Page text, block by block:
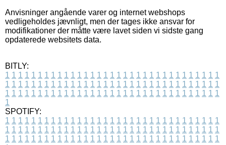
Anvisninger angående varer og internet webshops
vedligeholdes jævnligt, men der tages ikke ansvar for
modifikationer der måtte være lavet siden vi sidste gang
opdaterede websitets data.
BITLY:
1 1 1 1 1 1 1 1 1 1 1 1 1 1 1 1 1 1 1 1 1 1 1 1 1 1 1 1 1 1 1 1 1
1 1 1 1 1 1 1 1 1 1 1 1 1 1 1 1 1 1 1 1 1 1 1 1 1 1 1 1 1 1 1 1 1
1 1 1 1 1 1 1 1 1 1 1 1 1 1 1 1 1 1 1 1 1 1 1 1 1 1 1 1 1 1 1 1 1
1
SPOTIFY:
1 1 1 1 1 1 1 1 1 1 1 1 1 1 1 1 1 1 1 1 1 1 1 1 1 1 1 1 1 1 1 1 1
1 1 1 1 1 1 1 1 1 1 1 1 1 1 1 1 1 1 1 1 1 1 1 1 1 1 1 1 1 1 1 1 1
1 1 1 1 1 1 1 1 1 1 1 1 1 1 1 1 1 1 1 1 1 1 1 1 1 1 1 1 1 1 1 1 1